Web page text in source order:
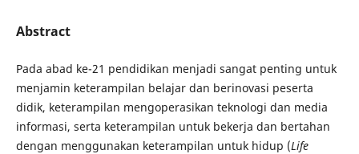
Abstract
Pada abad ke-21 pendidikan menjadi sangat penting untuk
menjamin keterampilan belajar dan berinovasi peserta
didik, keterampilan mengoperasikan teknologi dan media
informasi, serta keterampilan untuk bekerja dan bertahan
dengan menggunakan keterampilan untuk hidup (Life